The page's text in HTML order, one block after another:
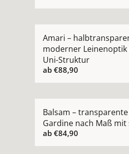
Amari –
moderner
Uni-Struktur
ab €88,90
Balsam –
Gardine nach Maß
ab €84,90